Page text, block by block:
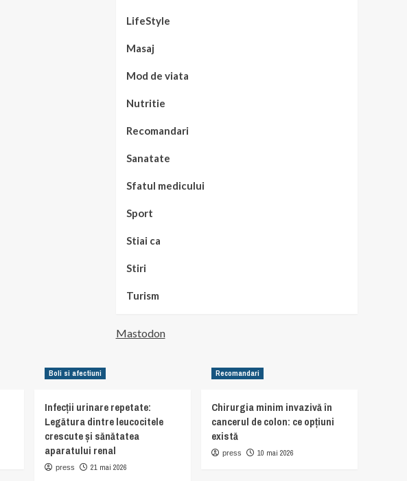
LifeStyle
Masaj
Mod de viata
Nutritie
Recomandari
Sanatate
Sfatul medicului
Sport
Stiai ca
Stiri
Turism
Mastodon
Boli si afectiuni
Infecții urinare repetate:
Legătura dintre leucocitele
crescute și sănătatea
aparatului renal
press 21 mai 2026
Recomandari
Chirurgia minim invazivă în
cancerul de colon: ce opțiuni
există
press 10 mai 2026